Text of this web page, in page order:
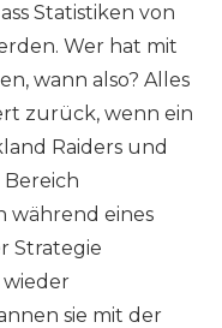
Statistiken von
Wer hat mit
wann also? Alles
zurück, wenn ein
Raiders und
während eines
Strategie
sie mit der